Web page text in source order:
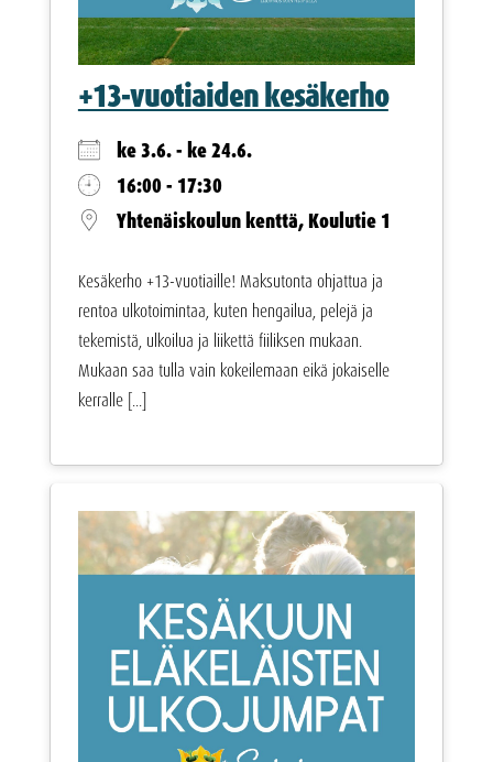
+13-vuotiaiden kesäkerho
ke 3.6. - ke 24.6.
16:00 - 17:30
Yhtenäiskoulun kenttä, Koulutie 1
Kesäkerho +13-vuotiaille! Maksutonta ohjattua ja
rentoa ulkotoimintaa, kuten hengailua, pelejä ja
tekemistä, ulkoilua ja liikettä fiiliksen mukaan.
Mukaan saa tulla vain kokeilemaan eikä jokaiselle
kerralle [...]